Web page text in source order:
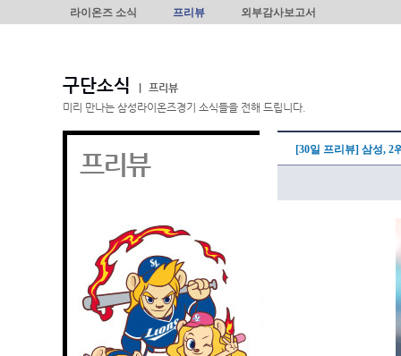
라이온즈 소식 프리뷰 외부감사보고서
구단소식
프리뷰
미리 만나는 삼성라이온즈경기 소식들을 전해 드립니다.
프리뷰 [30일 프리뷰] 삼성, 2